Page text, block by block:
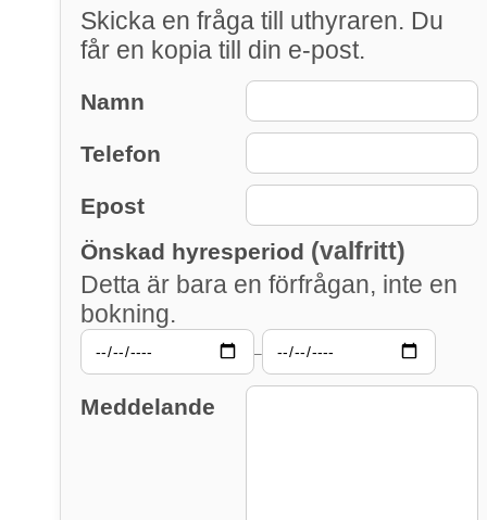
Skicka en fråga till uthyraren. Du
får en kopia till din e-post.
Namn
Telefon
Epost
Önskad hyresperiod (valfritt)
Detta är bara en förfrågan, inte en
bokning.
–
Meddelande